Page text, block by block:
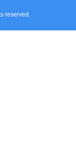
reserved.